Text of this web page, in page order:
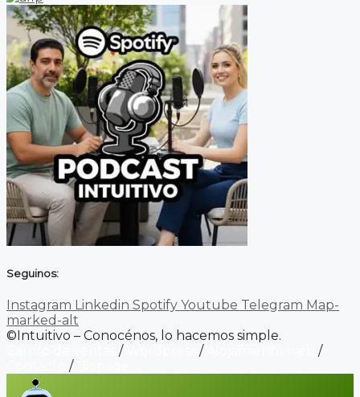
Seguinos:
Instagram Linkedin Spotify Youtube Telegram Map-
marked-alt
©Intuitivo – Conocénos, lo hacemos simple.
/ /
/
/